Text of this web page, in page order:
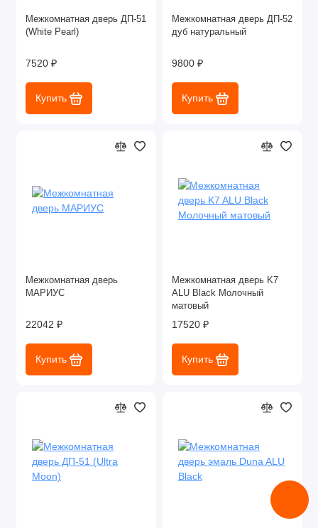
Межкомнатная дверь ДП-51
(White Pearl)
7520 ₽
Купить
Межкомнатная дверь ДП-52
дуб натуральный
9800 ₽
Купить
Межкомнатная дверь
МАРИУС
22042 ₽
Купить
Межкомнатная дверь K7
ALU Black Молочный
матовый
17520 ₽
Купить